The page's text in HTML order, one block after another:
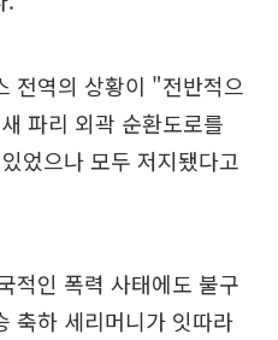
전역의 상황이 "전반적으
파리 외곽 순환도로를
었으나 모두 저지됐다고
적인 폭력 사태에도 불구
축하 세리머니가 잇따라